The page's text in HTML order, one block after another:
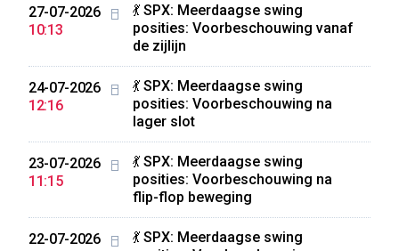
27-07-2026
10:13
💃 SPX: Meerdaagse swing
posities: Voorbeschouwing vanaf
de zijlijn
24-07-2026
12:16
💃 SPX: Meerdaagse swing
posities: Voorbeschouwing na
lager slot
23-07-2026
11:15
💃 SPX: Meerdaagse swing
posities: Voorbeschouwing na
flip-flop beweging
22-07-2026
💃 SPX: Meerdaagse swing